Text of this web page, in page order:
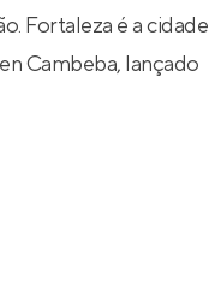
Fortaleza é a cidade
Cambeba, lançado